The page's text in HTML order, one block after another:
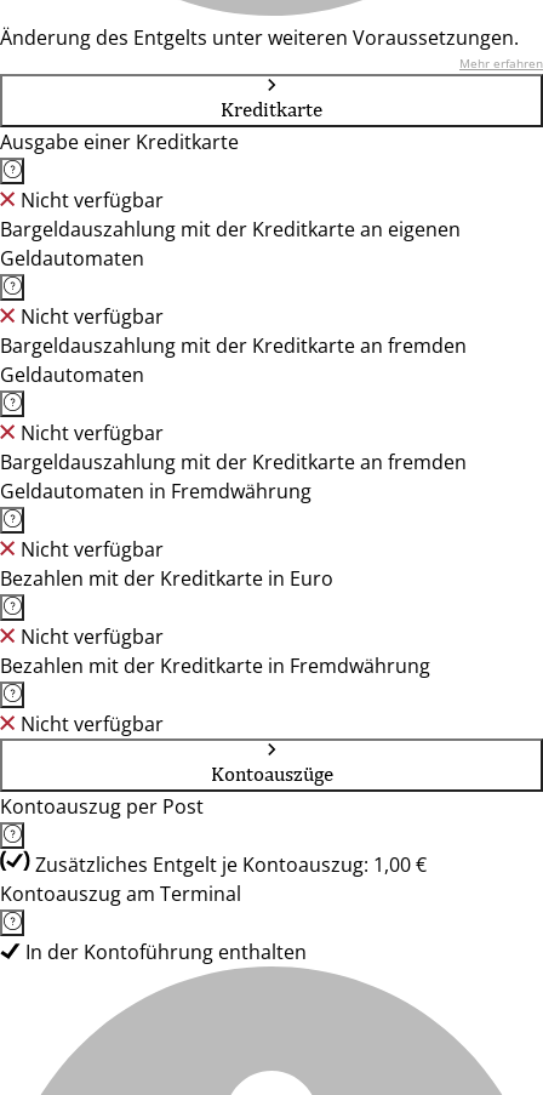
Änderung des Entgelts unter weiteren Voraussetzungen.
Mehr erfahren
Kreditkarte
Ausgabe einer Kreditkarte
Nicht verfügbar
Bargeldauszahlung mit der Kreditkarte an eigenen
Geldautomaten
Nicht verfügbar
Bargeldauszahlung mit der Kreditkarte an fremden
Geldautomaten
Nicht verfügbar
Bargeldauszahlung mit der Kreditkarte an fremden
Geldautomaten in Fremdwährung
Nicht verfügbar
Bezahlen mit der Kreditkarte in Euro
Nicht verfügbar
Bezahlen mit der Kreditkarte in Fremdwährung
Nicht verfügbar
Kontoauszüge
Kontoauszug per Post
Zusätzliches Entgelt je Kontoauszug: 1,00 €
Kontoauszug am Terminal
In der Kontoführung enthalten